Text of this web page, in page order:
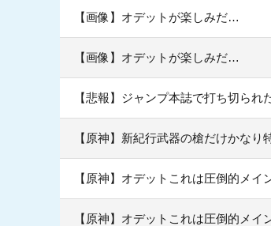
【画像】オデットが楽しみだ…
【画像】オデットが楽しみだ…
【悲報】ジャンプ本誌で打ち切ら
【原神】新紀行武器の槍だけかなり
【原神】オデットこれは圧倒的メ
【原神】オデットこれは圧倒的メ